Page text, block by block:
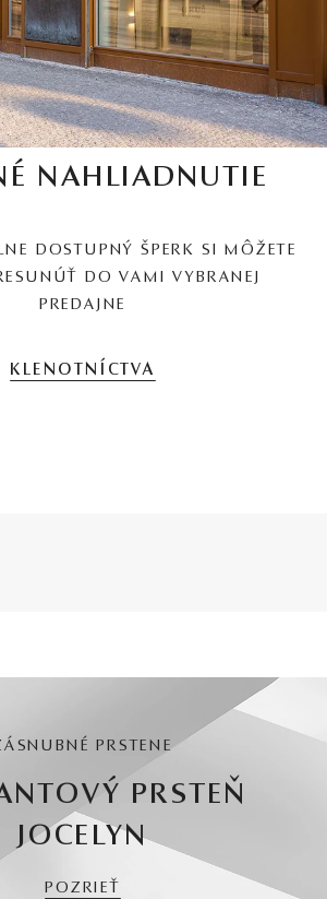
NAHLIADNUTIE
DOSTUPNÝ ŠPERK SI MÔŽETE
DO VAMI VYBRANEJ
PREDAJNE
KLENOTNÍCTVA
PRSTENE
PRSTEŇ
JOCELYN
POZRIEŤ